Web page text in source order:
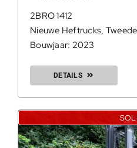
2BRO 1412
Nieuwe Heftrucks,
Bouwjaar: 2023
DETAILS